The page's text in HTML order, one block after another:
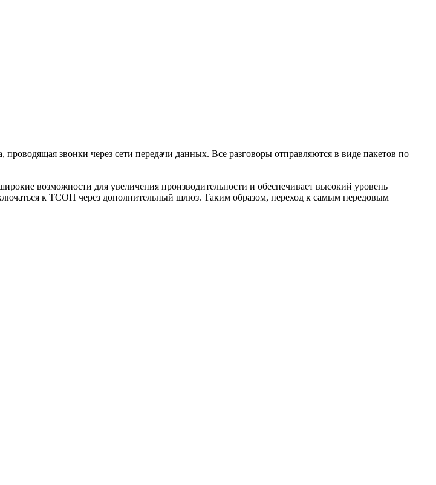
звонки через сети передачи данных. Все разговоры отправляются в виде пакетов по
возможности для увеличения производительности и обеспечивает высокий уровень
к ТСОП через дополнительный шлюз. Таким образом, переход к самым передовым